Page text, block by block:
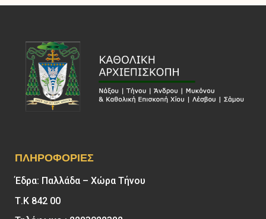
ΠΛΗΡΟΦΟΡΊΕΣ
Έδρα: Παλλάδα – Χώρα Τήνου
Τ.Κ 842 00